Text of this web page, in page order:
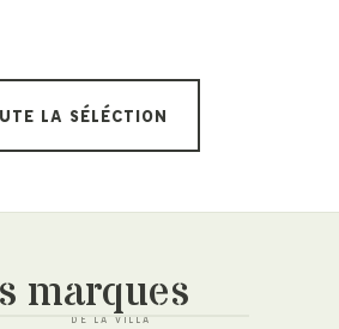
LA SÉLÉCTION
marques